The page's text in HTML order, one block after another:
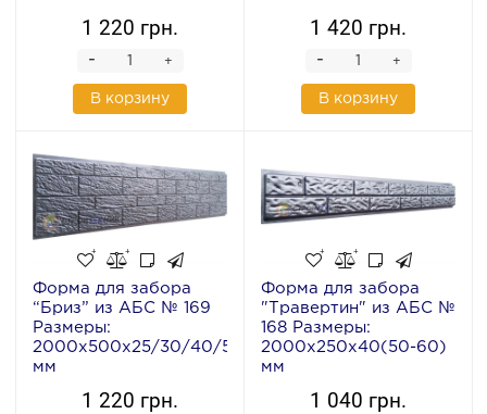
1 220 грн.
+
-
В корзину
1 420 грн.
+
-
В корзину
Форма для забора
“Бриз” из АБС № 169
Размеры:
2000х500х25/30/40/50
мм
1 220 грн.
Форма для забора
"Травертин" из АБС №
168 Размеры:
2000х250х40(50-60)
мм
1 040 грн.